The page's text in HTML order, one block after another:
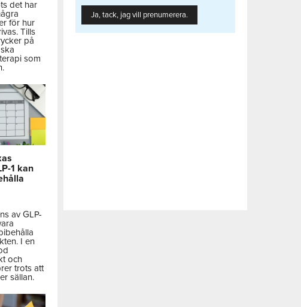
det har
för hur
Tills
på
som
1 kan
av GLP-
I en
och
trots att
sällan.
Ja, tack, jag vill prenumerera.